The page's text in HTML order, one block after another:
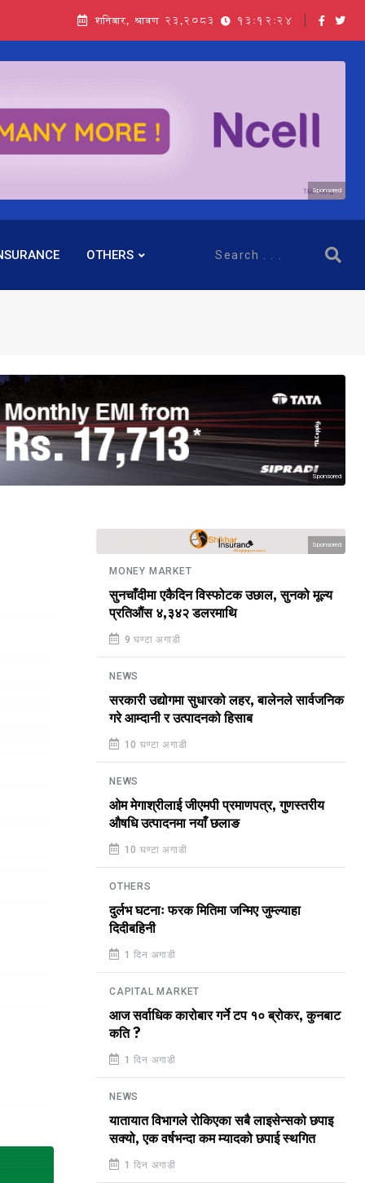
शनिबार, श्रावण २३,२०८३ 13:12:25
Sponsored
OTHERS
Sponsored
Sponsored
MONEY MARKET
सुनचाँदीमा एकैदिन विस्फोटक उछाल, सुनको मूल्य
प्रतिऔंस ४,३४२ डलरमाथि
9 घण्टा अगाडी
NEWS
सरकारी उद्योगमा सुधारको लहर, बालेनले सार्वजनिक
गरे आम्दानी र उत्पादनको हिसाब
10 घण्टा अगाडी
NEWS
ओम मेगाश्रीलाई जीएमपी प्रमाणपत्र, गुणस्तरीय
औषधि उत्पादनमा नयाँ छलाङ
10 घण्टा अगाडी
OTHERS
दुर्लभ घटनाः फरक मितिमा जन्मिए जुम्ल्याहा
दिदीबहिनी
1 दिन अगाडी
CAPITAL MARKET
आज सर्वाधिक कारोबार गर्ने टप १० ब्रोकर, कुनबाट
कति ?
1 दिन अगाडी
NEWS
यातायात विभागले रोकिएका सबै लाइसेन्सको छपाइ
सक्यो, एक वर्षभन्दा कम म्यादको छपाई स्थगित
1 दिन अगाडी